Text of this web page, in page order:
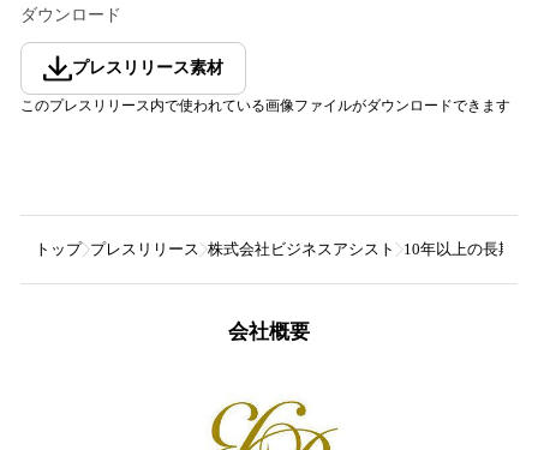
ダウンロード
プレスリリース素材
このプレスリリース内で使われている画像ファイルがダウンロードできます
トップ プレスリリース 株式会社ビジネスアシスト 10年以上の長期利
会社概要